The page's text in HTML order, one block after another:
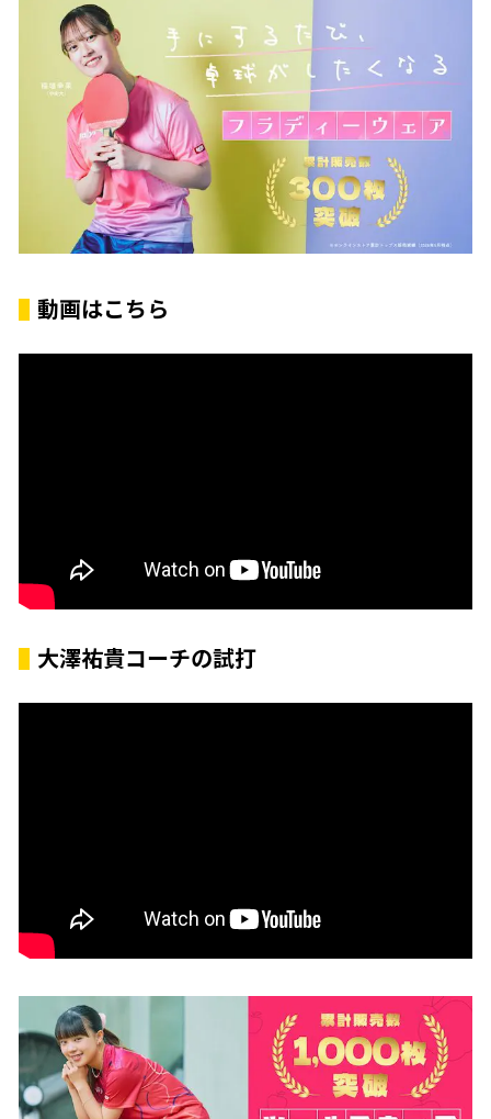
動画はこちら
大澤祐貴コーチの試打